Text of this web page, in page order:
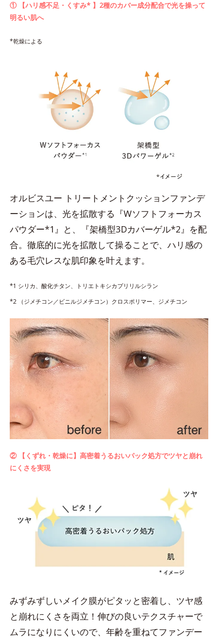
① 【ハリ感不足・くすみ* 】2種のカバー成分配合で光を操って
明るい肌へ
*乾燥による
オルビスユー トリートメントクッションファンデ
ーションは、光を拡散する『Wソフトフォーカス
パウダー*1』と、『架橋型3Dカバーゲル*2』を配
合。徹底的に光を拡散して操ることで、ハリ感の
ある毛穴レスな肌印象を叶えます。
*1 シリカ、酸化チタン、トリエトキシカプリリルシラン
*2 （ジメチコン／ビニルジメチコン）クロスポリマー、ジメチコン
② 【くずれ・乾燥に】高密着うるおいパック処方でツヤと崩れ
にくさを実現
みずみずしいメイク膜がピタッと密着し、ツヤ感
と崩れにくさを両立！伸びの良いテクスチャーで
ムラになりにくいので、年齢を重ねてファンデー